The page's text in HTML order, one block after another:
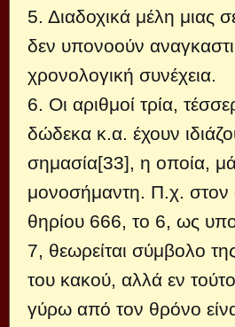
5. Διαδοχικά μέλη μιας
δεν υπονοούν
χρονολογική συνέχεια.
6. Οι αριθμοί τρία,
δώδεκα κ.α. έχουν
σημασία[33], η οποία,
μονοσήμαντη. Π.χ. στον
θηρίου 666, το 6, ως
7, θεωρείται σύμβολο
του κακού, αλλά εν
γύρω από τον θρόνο